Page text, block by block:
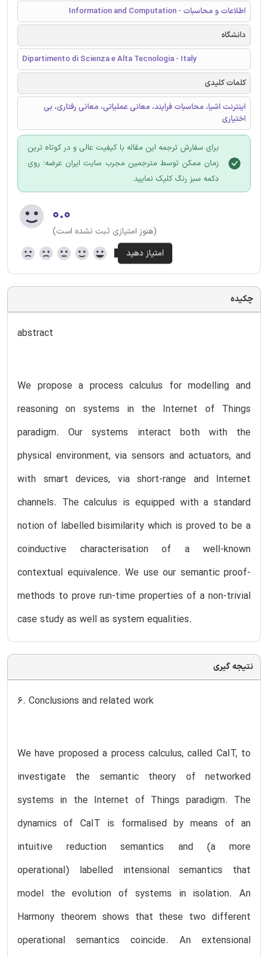
اطلاعات و محاسبات - Information and Computation
دانشگاه
Dipartimento di Scienza e Alta Tecnologia - Italy
کلمات کلیدی
اینترنت اشیا، محاسبات فرایند، معانی عملیاتی، معانی رفتاری، بی
اختیاری
برای سفارش ترجمه این مقاله با کیفیت عالی و در کوتاه ترین
زمان ممکن توسط مترجمین مجرب سایت ایران عرضه؛ روی
دکمه سبز رنگ کلیک نمایید.
۰.۰
(هنوز امتیازی ثبت نشده است)
چکیده
abstract
We propose a process calculus for modelling and
reasoning on systems in the Internet of Things
paradigm. Our systems interact both with the
physical environment, via sensors and actuators, and
with smart devices, via short-range and Internet
channels. The calculus is equipped with a standard
notion of labelled bisimilarity which is proved to be a
coinductive characterisation of a well-known
contextual equivalence. We use our semantic proof-
methods to prove run-time properties of a non-trivial
case study as well as system equalities.
نتیجه گیری
6. Conclusions and related work
We have proposed a process calculus, called CaIT, to
investigate the semantic theory of networked
systems in the Internet of Things paradigm. The
dynamics of CaIT is formalised by means of an
intuitive reduction semantics and (a more
operational) labelled intensional semantics that
model the evolution of systems in isolation. An
Harmony theorem shows that these two different
operational semantics coincide. An extensional